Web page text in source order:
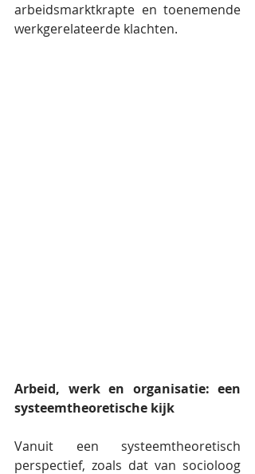
arbeidsmarktkrapte en toenemende
werkgerelateerde klachten.
Arbeid, werk en organisatie: een
systeemtheoretische kijk
Vanuit een systeemtheoretisch